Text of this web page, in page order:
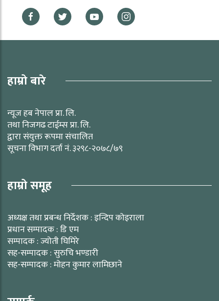
हाम्रो बारे
न्यूज हब नेपाल प्रा. लि.
तथा निजगढ टाईम्स प्रा. लि.
द्वारा संयुक्त रूपमा संचालित
सूचना विभाग दर्ता नं. ३२९८-२०७८/७९
हाम्रो समूह
अध्यक्ष तथा प्रबन्ध निर्देशक : इन्दिप कोइराला
प्रधान सम्पादक : डि एम
सम्पादक : ज्योती घिमिरे
सह-सम्पादक : सुरुचि भण्डारी
सह-सम्पादक : मोहन कुमार लामिछाने